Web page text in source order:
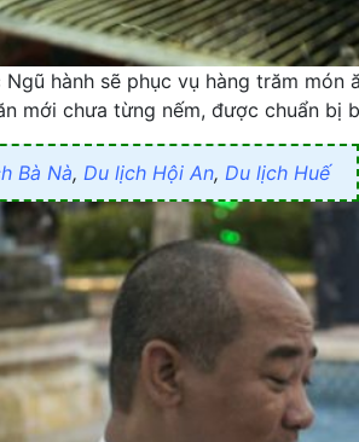
Ngũ hành sẽ phục vụ hàng trăm
mới chưa từng nếm, được chuẩn bị
Bà Nà, Du lịch Hội An, Du lịch Huế